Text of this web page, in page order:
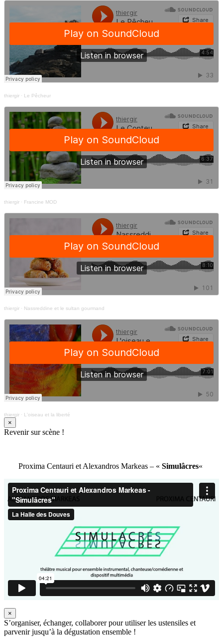
thiergir · Le Pêcheur
thiergir · Francine MOD
thiergir · Nassreddine et le sultan gourmand
thiergir · L'oiseau et la liberté
×
Revenir sur scène !
Proxima Centauri et Alexandros Markeas – « Simulâcres«
×
S’organiser, échanger, collaborer pour utiliser les ustensiles et
parvenir jusqu’à la dégustation ensemble !